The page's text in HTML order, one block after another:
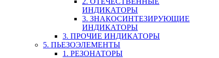
ИНДИКАТОРЫ
3. ЗНАКОСИНТЕЗИРУЮЩИЕ
ИНДИКАТОРЫ
3. ПРОЧИЕ ИНДИКАТОРЫ
5. ПЬЕЗОЭЛЕМЕНТЫ
1. РЕЗОНАТОРЫ